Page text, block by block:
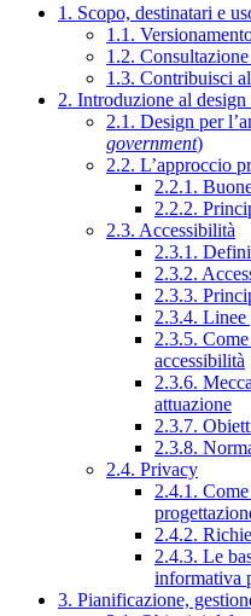
1. Scopo, destinatari e
1.1.
1.2.
1.3. Contribuisci
2. Introduzione al
2.1. Design per
government)
2.2. L’approccio
2.2.1.
2.2.2.
2.3. Accessibilità
2.3.1.
2.3.2.
2.3.3.
2.3.4. Linee
2.3.5.
accessibilità
2.3.6.
attuazione
2.3.7.
2.3.8.
2.4. Privacy
2.4.1.
2.4.2.
2.4.3. Le
informativa
3. Pianificazione,